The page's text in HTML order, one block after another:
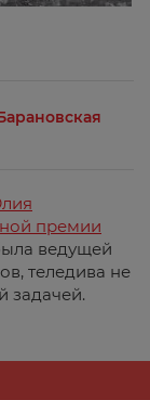
премии
ведущей
теледива не
задачей.